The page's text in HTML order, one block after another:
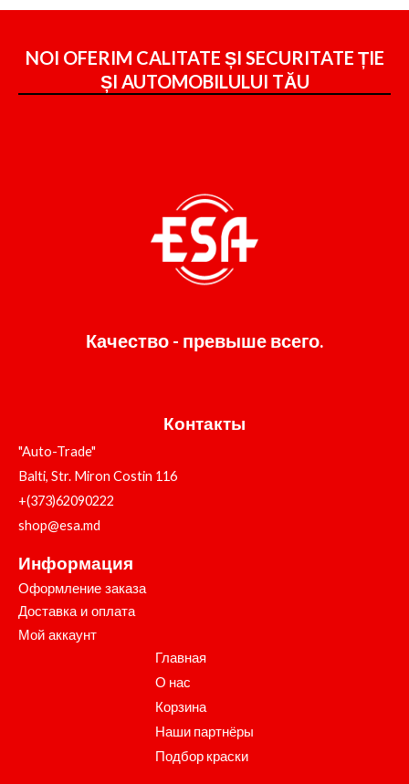
NOI OFERIM CALITATE ȘI SECURITATE ȚIE
ȘI AUTOMOBILULUI TĂU
Качество - превыше всего.
Контакты
"Auto-Trade"
Balti, Str. Miron Costin 116
+(373)62090222
shop@esa.md
Информация
Оформление заказа
Доставка и оплата
Мой аккаунт
Главная
О нас
Корзина
Наши партнёры
Подбор краски